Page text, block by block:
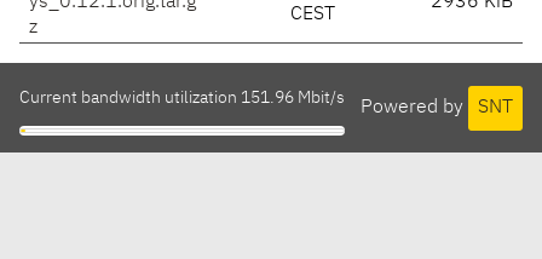
z
CEST
Powered by SNT
Current bandwidth utilization 151.96 Mbit/s